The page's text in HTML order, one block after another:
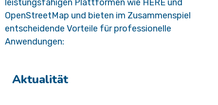
leistungsfähigen Plattformen wie HERE und
OpenStreetMap und bieten im Zusammenspiel
entscheidende Vorteile für professionelle
Anwendungen:
Aktualität